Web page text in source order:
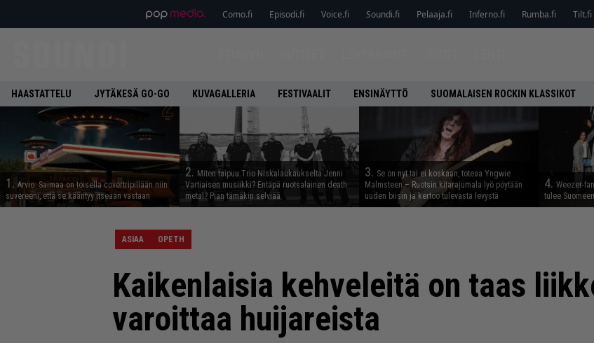
Como.fi Episodi.fi Voice.fi Soundi.fi Pelaaja.fi Inferno.fi Rumba.fi Tilt.fi
HAASTATTELU JYTÄKESÄ GO-GO KUVAGALLERIA FESTIVAALIT ENSINÄYTTÖ SUOMALAISEN ROCKIN KLASSIKOT
1. Arvio: Saimaa on toisella covertripillään niin
suvereeni, että se kääntyy itseään vastaan
2. Miten taipuu Trio Niskalaukaukselta Jenni
Vartiaisen musiikki? Entäpä ruotsalainen death
metal? Pian tämäkin selviää
3. Se on nyt tai ei koskaan, toteaa Yngwie
Malmsteen – Ruotsin kitarajumala lyö pöytään
uuden biisin ja kertoo tulevasta levystä
4. Weezer-
tulee Suomeen
ASIAA OPETH
Kaikenlaisia kehveleitä on taas
varoittaa huijareista